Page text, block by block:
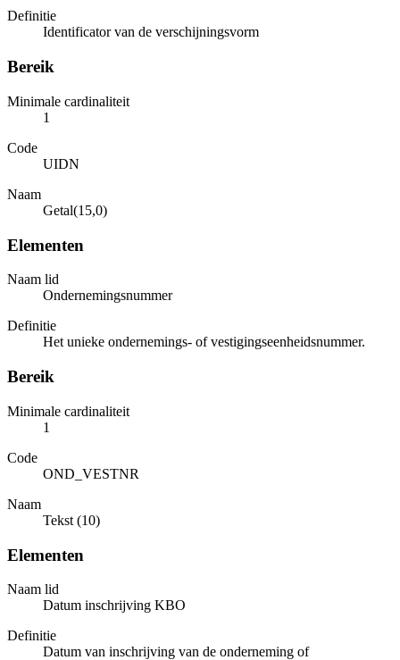
Definitie
Identificator van de verschijningsvorm
Bereik
Minimale cardinaliteit
1
Code
UIDN
Naam
Getal(15,0)
Elementen
Naam lid
Ondernemingsnummer
Definitie
Het unieke ondernemings- of vestigingseenheidsnummer.
Bereik
Minimale cardinaliteit
1
Code
OND_VESTNR
Naam
Tekst (10)
Elementen
Naam lid
Datum inschrijving KBO
Definitie
Datum van inschrijving van de onderneming of